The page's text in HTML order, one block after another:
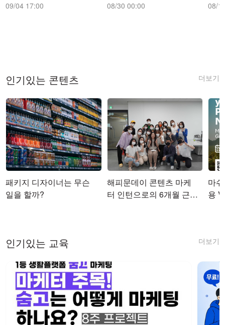
09/04 17:00 08/30 00:00 08/
더보기
인기있는 콘텐츠
패키지 디자이너는 무슨
일을 할까?
해피문데이 콘텐츠 마케
터 인턴으로의 6개월 근무
마쉬
용
더보기
인기있는 교육